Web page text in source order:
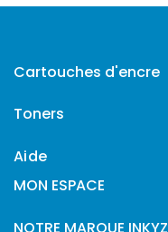
Cartouches d'encre
Toners
Aide
MON ESPACE